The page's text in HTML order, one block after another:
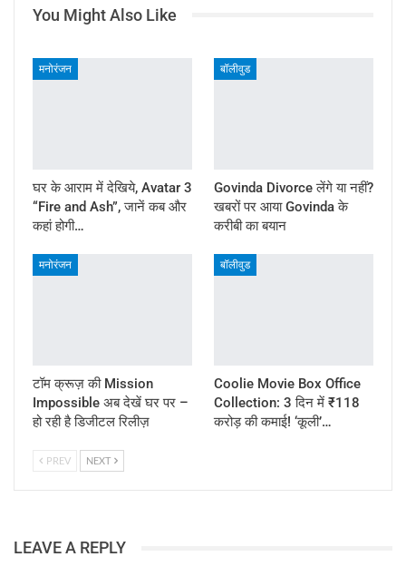
You Might Also Like
मनोरंजन
घर के आराम में देखिये, Avatar 3
“Fire and Ash”, जानें कब और
कहां होगी…
बॉलीवुड
Govinda Divorce लेंगे या नहीं?
खबरों पर आया Govinda के
करीबी का बयान
मनोरंजन
टॉम क्रूज़ की Mission
Impossible अब देखें घर पर –
हो रही है डिजीटल रिलीज़
बॉलीवुड
Coolie Movie Box Office
Collection: 3 दिन में ₹118
करोड़ की कमाई! ‘कूली’…
PREV NEXT
LEAVE A REPLY